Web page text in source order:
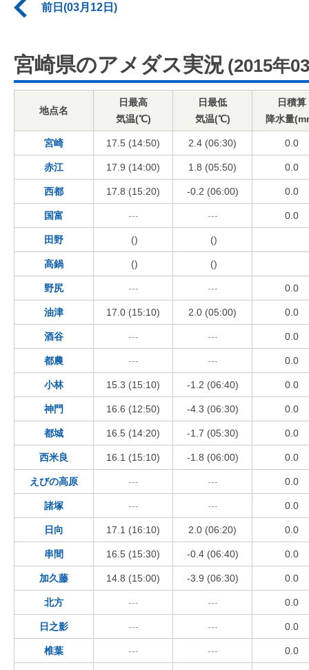
前日(03月12日)
宮崎県のアメダス実況 (2015年
地点名
日最高
気温(℃)
日最低
気温(℃)
日積算
降水量
宮崎 17.5 (14:50) 2.4 (06:30) 0.0
赤江 17.9 (14:00) 1.8 (05:50) 0.0
西都 17.8 (15:20) -0.2 (06:00) 0.0
国富 --- --- 0.0
田野 () ()
高鍋 () ()
野尻 --- --- 0.0
油津 17.0 (15:10) 2.0 (05:00) 0.0
酒谷 --- --- 0.0
都農 --- --- 0.0
小林 15.3 (15:10) -1.2 (06:40) 0.0
神門 16.6 (12:50) -4.3 (06:30) 0.0
都城 16.5 (14:20) -1.7 (05:30) 0.0
西米良 16.1 (15:10) -1.8 (06:00) 0.0
えびの高原 --- --- 0.0
諸塚 --- --- 0.0
日向 17.1 (16:10) 2.0 (06:20) 0.0
串間 16.5 (15:30) -0.4 (06:40) 0.0
加久藤 14.8 (15:00) -3.9 (06:30) 0.0
北方 --- --- 0.0
日之影 --- --- 0.0
椎葉 --- --- 0.0